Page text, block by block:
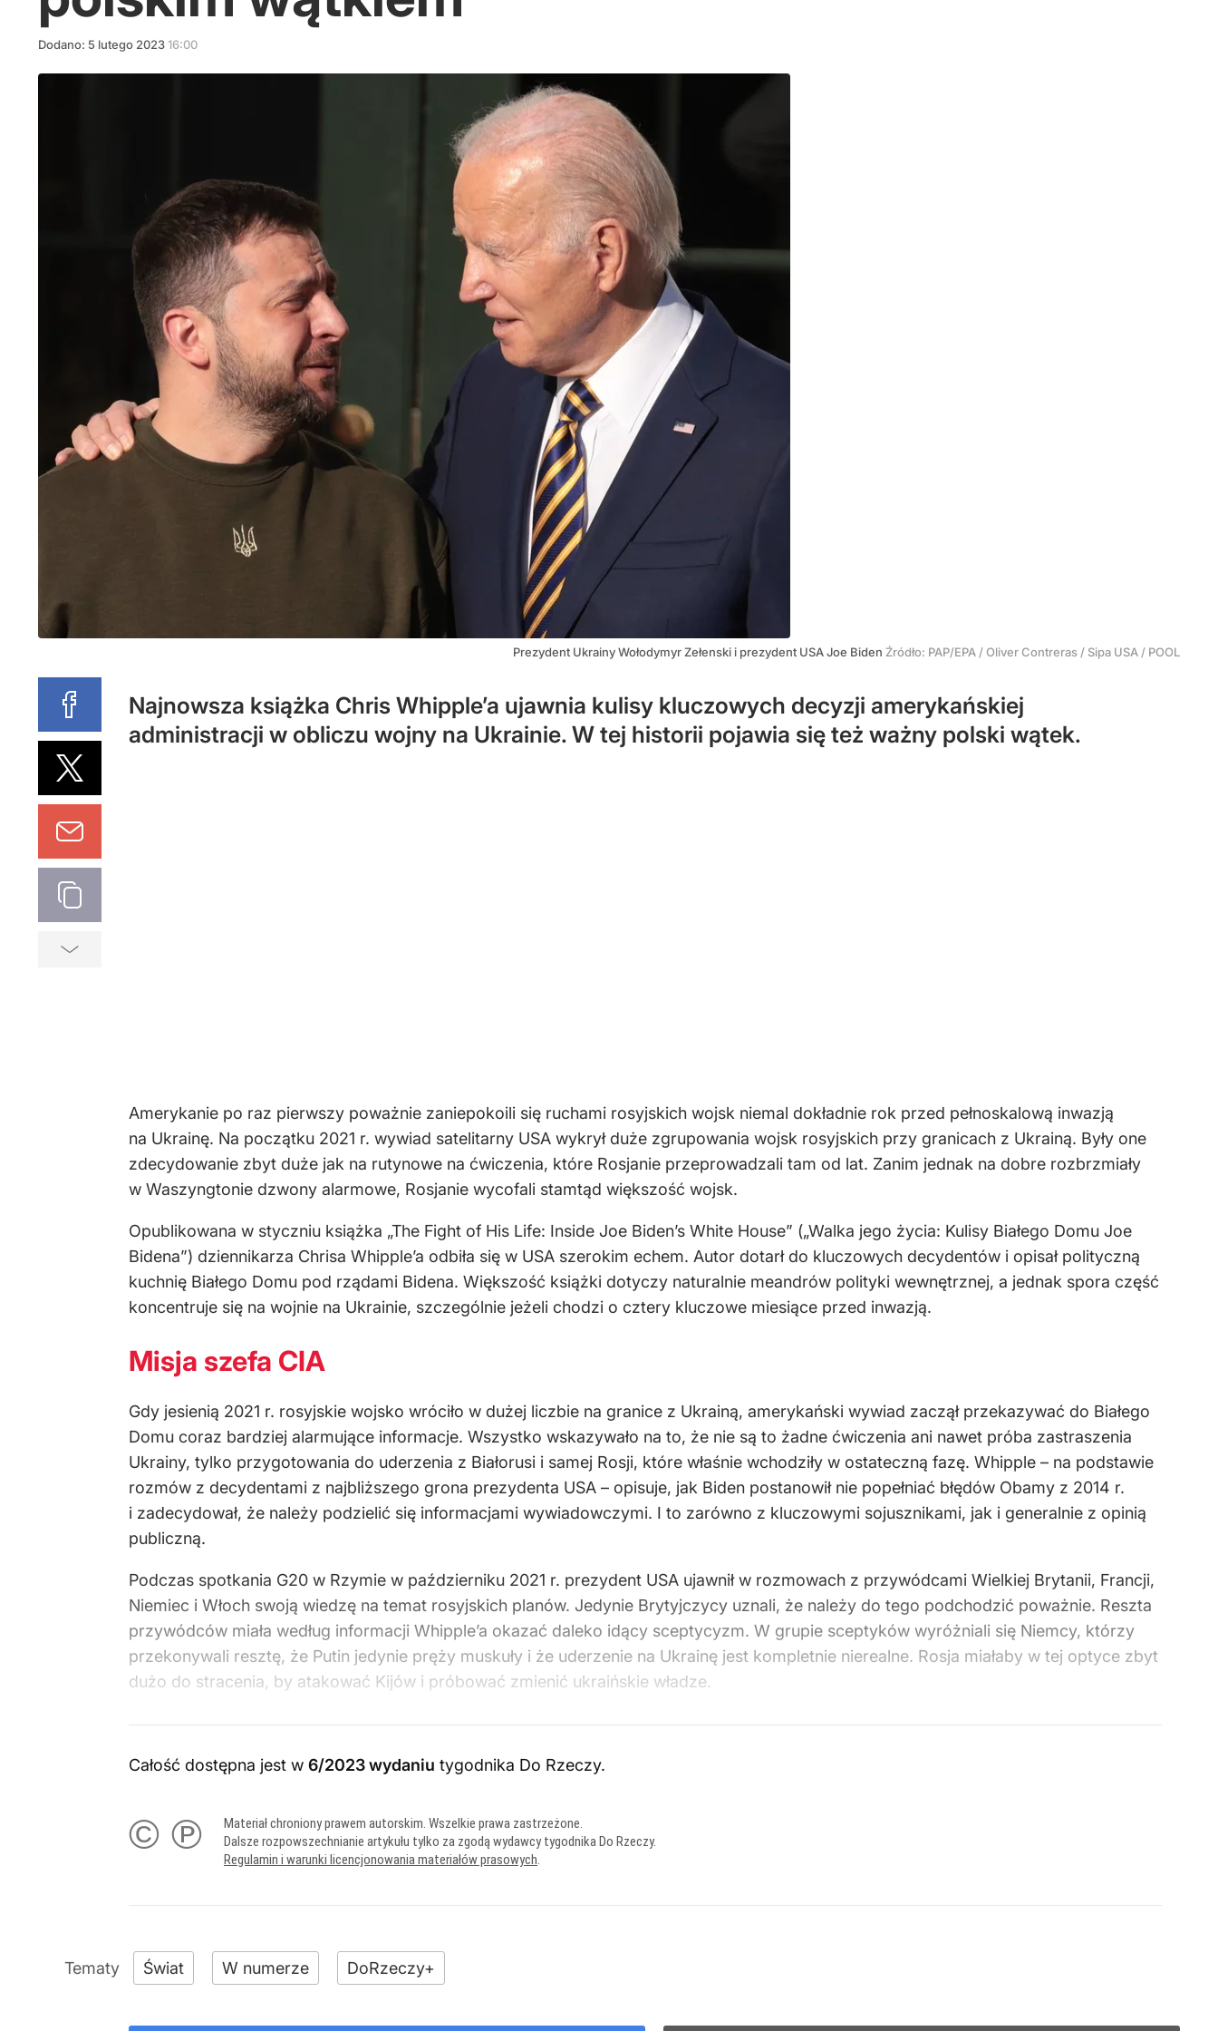
Dodano: 5 lutego 202316:00
Prezydent Ukrainy Wołodymyr Zełenski i prezydent USA Joe Biden Źródło: PAP/EPA /Oliver Contreras / Sipa USA / POOL
Najnowsza książka Chris Whipple’a ujawnia kulisy kluczowych decyzji amerykańskiej
administracji w obliczu wojny na Ukrainie. W tej historii pojawia się też ważny polski wątek.
Amerykanie po raz pierwszy poważnie zaniepokoili się ruchami rosyjskich wojsk niemal dokładnie rok przed pełnoskalową inwazją
na Ukrainę. Na początku 2021 r. wywiad satelitarny USA wykrył duże zgrupowania wojsk rosyjskich przy granicach z Ukrainą. Były one
zdecydowanie zbyt duże jak na rutynowe na ćwiczenia, które Rosjanie przeprowadzali tam od lat. Zanim jednak na dobre rozbrzmiały
w Waszyngtonie dzwony alarmowe, Rosjanie wycofali stamtąd większość wojsk.
Opublikowana w styczniu książka „The Fight of His Life: Inside Joe Biden’s White House” („Walka jego życia: Kulisy Białego Domu Joe
Bidena”) dziennikarza Chrisa Whipple’a odbiła się w USA szerokim echem. Autor dotarł do kluczowych decydentów i opisał polityczną
kuchnię Białego Domu pod rządami Bidena. Większość książki dotyczy naturalnie meandrów polityki wewnętrznej, a jednak spora część
koncentruje się na wojnie na Ukrainie, szczególnie jeżeli chodzi o cztery kluczowe miesiące przed inwazją.
Misja szefa CIA
Gdy jesienią 2021 r. rosyjskie wojsko wróciło w dużej liczbie na granice z Ukrainą, amerykański wywiad zaczął przekazywać do Białego
Domu coraz bardziej alarmujące informacje. Wszystko wskazywało na to, że nie są to żadne ćwiczenia ani nawet próba zastraszenia
Ukrainy, tylko przygotowania do uderzenia z Białorusi i samej Rosji, które właśnie wchodziły w ostateczną fazę. Whipple – na podstawie
rozmów z decydentami z najbliższego grona prezydenta USA – opisuje, jak Biden postanowił nie popełniać błędów Obamy z 2014 r.
i zadecydował, że należy podzielić się informacjami wywiadowczymi. I to zarówno z kluczowymi sojusznikami, jak i generalnie z opinią
publiczną.
Podczas spotkania G20 w Rzymie w październiku 2021 r. prezydent USA ujawnił w rozmowach z przywódcami Wielkiej Brytanii, Francji,
Niemiec i Włoch swoją wiedzę na temat rosyjskich planów. Jedynie Brytyjczycy uznali, że należy do tego podchodzić poważnie. Reszta
przywódców miała według informacji Whipple’a okazać daleko idący sceptycyzm. W grupie sceptyków wyróżniali się Niemcy, którzy
przekonywali resztę, że Putin jedynie pręży muskuły i że uderzenie na Ukrainę jest kompletnie nierealne. Rosja miałaby w tej optyce zbyt
dużo do stracenia, by atakować Kijów i próbować zmienić ukraińskie władze.
Całość dostępna jest w 6/2023 wydaniu tygodnika Do Rzeczy.
© ℗
Materiał chroniony prawem autorskim. Wszelkie prawa zastrzeżone.
Dalsze rozpowszechnianie artykułu tylko za zgodą wydawcy tygodnika Do Rzeczy.
Regulamin i warunki licencjonowania materiałów prasowych.
Świat W numerze DoRzeczy+